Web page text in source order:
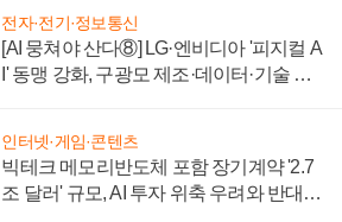
전자·전기·정보통신
[AI 뭉쳐야 산다⑧] LG·엔비디아 '피지컬 A
I' 동맹 강화, 구광모 제조·데이터·기술 결
인터넷·게임·콘텐츠
빅테크 메모리반도체 포함 장기계약 '2.7
조 달러' 규모, AI 투자 위축 우려와 반대